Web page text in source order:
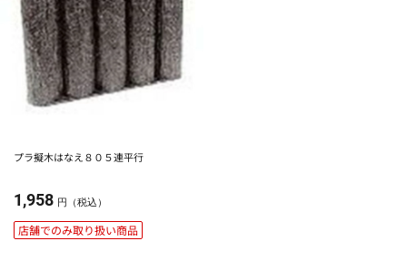
プラ擬木はなえ８０５連平行
1,958 円（税込）
店舗でのみ取り扱い商品